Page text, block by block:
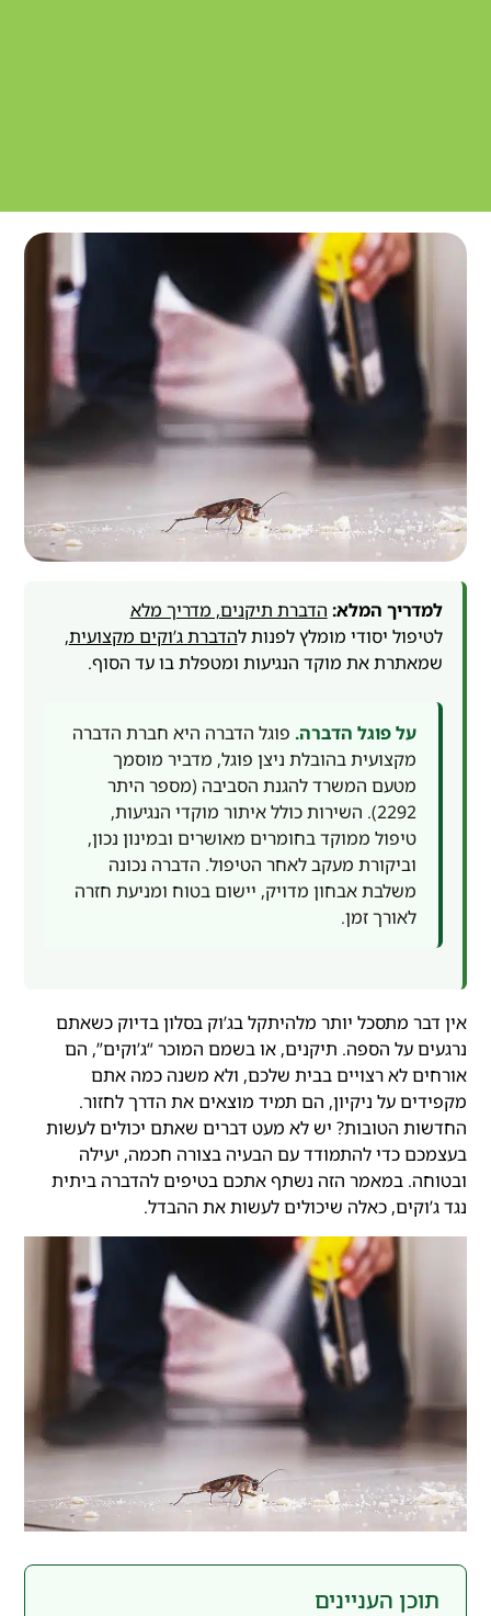
למדריך המלא: הדברת תיקנים, מדריך מלא
לטיפול יסודי מומלץ לפנות להדברת ג’וקים מקצועית,
שמאתרת את מוקד הנגיעות ומטפלת בו עד הסוף.
על פוגל הדברה. פוגל הדברה היא חברת הדברה
מקצועית בהובלת ניצן פוגל, מדביר מוסמך
מטעם המשרד להגנת הסביבה (מספר היתר
2292). השירות כולל איתור מוקדי הנגיעות,
טיפול ממוקד בחומרים מאושרים ובמינון נכון,
וביקורת מעקב לאחר הטיפול. הדברה נכונה
משלבת אבחון מדויק, יישום בטוח ומניעת חזרה
לאורך זמן.
אין דבר מתסכל יותר מלהיתקל בג’וק בסלון בדיוק כשאתם
נרגעים על הספה. תיקנים, או בשמם המוכר “ג’וקים”, הם
אורחים לא רצויים בבית שלכם, ולא משנה כמה אתם
מקפידים על ניקיון, הם תמיד מוצאים את הדרך לחזור.
החדשות הטובות? יש לא מעט דברים שאתם יכולים לעשות
בעצמכם כדי להתמודד עם הבעיה בצורה חכמה, יעילה
ובטוחה. במאמר הזה נשתף אתכם בטיפים להדברה ביתית
נגד ג’וקים, כאלה שיכולים לעשות את ההבדל.
תוכן העניינים